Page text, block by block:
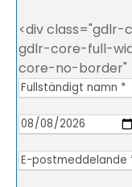
<div
gdlr-core-full-
core-no-border"